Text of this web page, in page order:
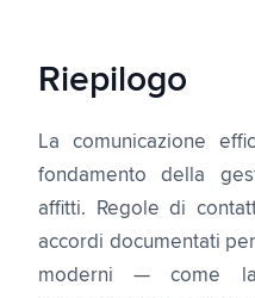
Riepilogo
La comunicazione
fondamento della
affitti. Regole di
accordi documentati
moderni — come